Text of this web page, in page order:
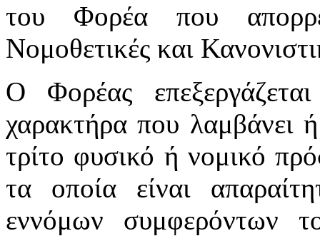
του Φορέα που
Νομοθετικές και
Ο Φορέας
χαρακτήρα που λαμβάνει
τρίτο φυσικό ή νομικό
τα οποία είναι
εννόμων συμφερόντων